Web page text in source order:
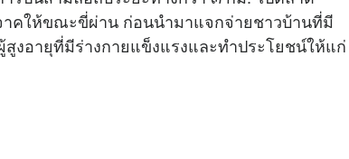
u
t
คให้ขณะขี่ผ่าน ก่อนนำมาแจกจ่ายชาวบ้านที่มี
งอายุที่มีร่างกายแข็งแรงและทำประโยชน์ให้แก่